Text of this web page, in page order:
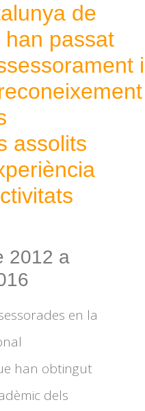
de
passat
i
assolits
2012 a
en la
han obtingut
dels